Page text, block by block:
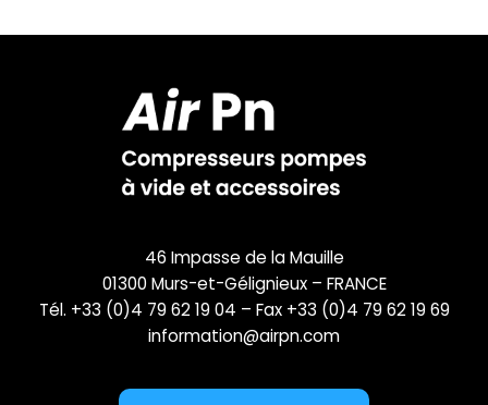
46 Impasse de la Mauille
01300 Murs-et-Gélignieux – FRANCE
Tél. +33 (0)4 79 62 19 04 – Fax +33 (0)4 79 62 19 69
information@airpn.com